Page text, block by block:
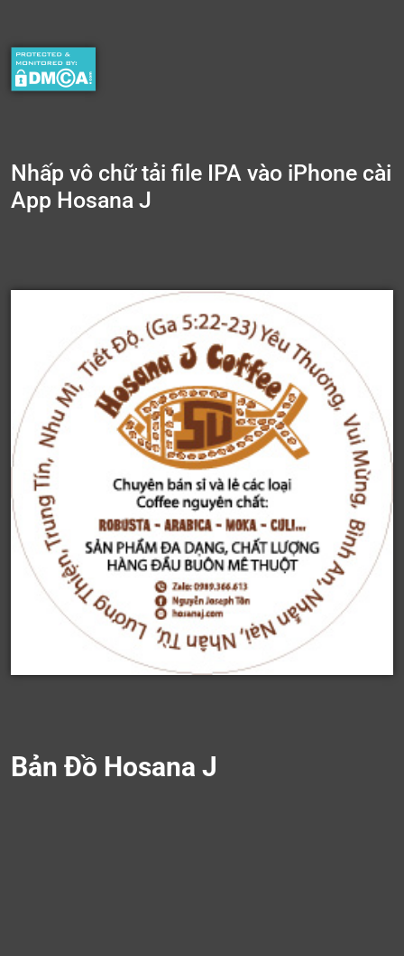
Nhấp vô chữ tải file IPA vào iPhone cài
App Hosana J
Bản Đồ Hosana J